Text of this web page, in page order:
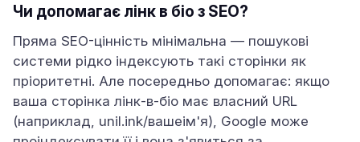
Чи допомагає лінк в біо з SEO?
Пряма SEO-цінність мінімальна — пошукові
системи рідко індексують такі сторінки як
пріоритетні. Але посередньо допомагає: якщо
ваша сторінка лінк-в-біо має власний URL
(наприклад, unil.ink/вашеім'я), Google може